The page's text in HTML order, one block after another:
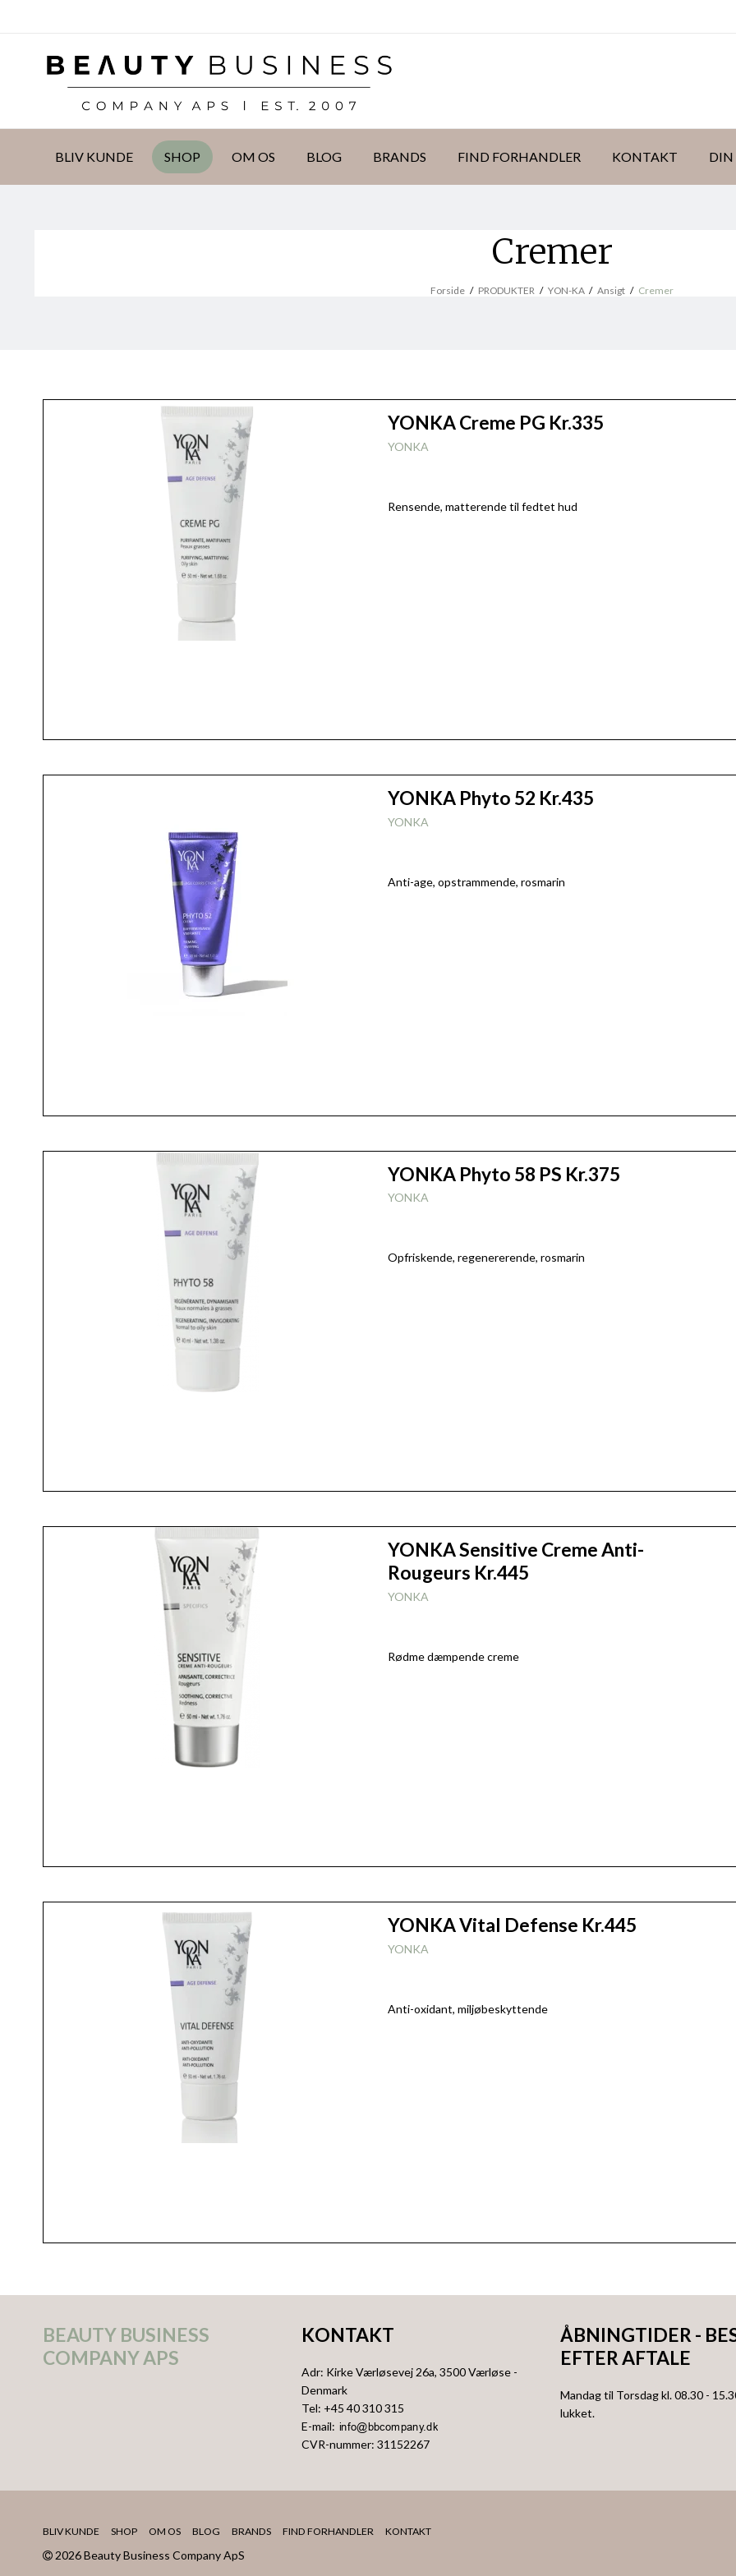
BLIV KUNDE SHOP OM OS BLOG BRANDS FIND FORHANDLER KONTAKT DIN
Cremer
Forside / PRODUKTER / YON-KA / Ansigt / Cremer
YONKA Creme PG Kr.335
YONKA
Rensende, matterende til fedtet hud
YONKA Phyto 52 Kr.435
YONKA
Anti-age, opstrammende, rosmarin
YONKA Phyto 58 PS Kr.375
YONKA
Opfriskende, regenererende, rosmarin
YONKA Sensitive Creme Anti-
Rougeurs Kr.445
YONKA
Rødme dæmpende creme
YONKA Vital Defense Kr.445
YONKA
Anti-oxidant, miljøbeskyttende
BEAUTY BUSINESS
COMPANY APS
KONTAKT
Adr: Kirke Værløsevej 26a, 3500Værløse -
Denmark
Tel: +45 40 310 315
E-mail:
CVR-nummer: 31152267
ÅBNINGTIDER -
EFTER AFTALE
Mandag til Torsdag kl. 08.30 -
lukket.
BLIV KUNDE SHOP OM OS BLOG BRANDS FIND FORHANDLER KONTAKT
2026 Beauty Business Company ApS